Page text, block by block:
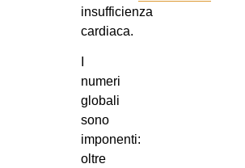
insufficienza
cardiaca.
numeri
globali
sono
imponenti:
oltre